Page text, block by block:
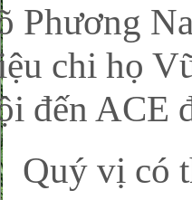
Phương
chi họ
đến ACE
vị có